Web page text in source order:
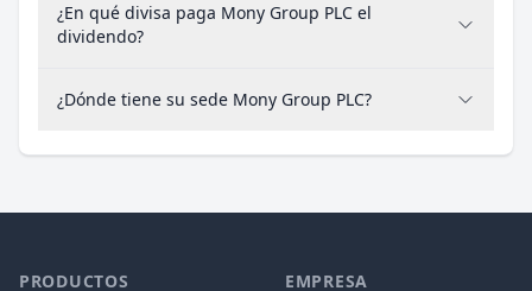
¿En qué divisa paga Mony Group PLC el
dividendo?
¿Dónde tiene su sede Mony Group PLC?
PRODUCTOS EMPRESA